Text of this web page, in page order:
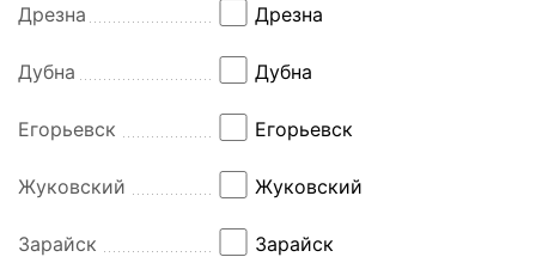
Дрезна Дрезна
Дубна Дубна
Егорьевск Егорьевск
Жуковский Жуковский
Зарайск Зарайск